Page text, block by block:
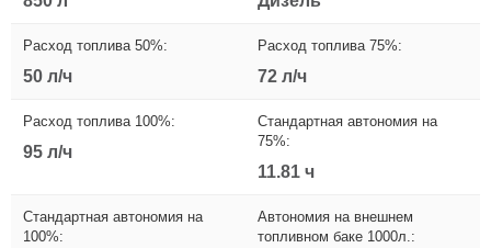
Расход топлива 50%:
50 л/ч
Расход топлива 75%:
72 л/ч
Расход топлива 100%:
95 л/ч
Стандартная автономия на
75%:
11.81 ч
Стандартная автономия на
100%:
Автономия на внешнем
топливном баке 1000л.: